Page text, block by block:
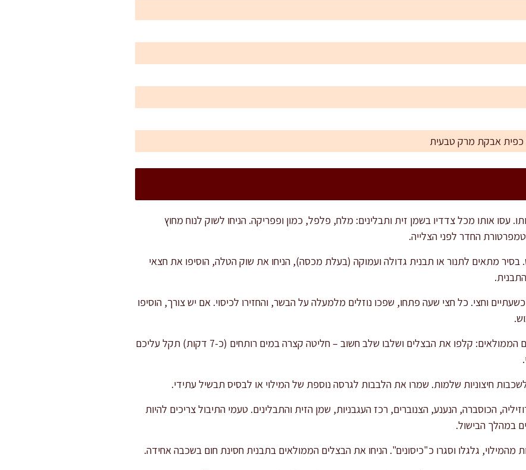
עסו אותו מכל צדדיו בשמן זית ותבלינים: מלח, פלפל, כמון ופפריקה. הניחו לשוק לנוח מחוץ
מעלות צלזיוס. בסיר מתאים לתנור או תבנית גדולה ועמוקה (בעלת מכסה), הניחו את שוק הטלה, הוסיפו את חצאי
וחצי. כל חצי שעה פתחו, שפכו נוזלים מלמעלה על הבשר, והחזירו לכיסוי. אם יש צורך, הוסיפו
במהלך הצלייה, הכינו את הבצלים הממולאים: קלפו את הבצלים ושלבו שלב חשוב – חליטה קצרה במים רותחים (כ-7 דקות) תקל עליכם
חיצוניות שלמות. שמרו את הלבבות לגרסה נוספת של המילוי או לבסיס תבשיל עתידי.
הכוסברה, הנענע, הצנוברים, רכז העגבניות, שמן הזית והתבלינים. טעמי התיבול צריכים להיות
במהלך הבישול.